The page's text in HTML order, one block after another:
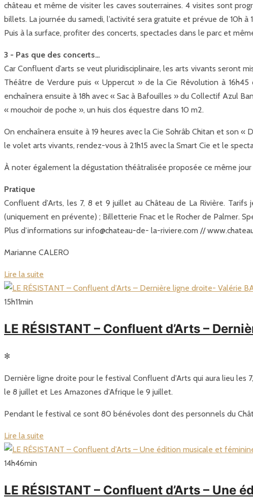
château et même de visiter les caves souterraines. 4 visites sont
billets. La journée du samedi, l’activité sera gratuite et prévue de 10h à
Puis à la surface, profiter des concerts, spectacles dans le parc et
3 - Pas que des concerts…
Car Confluent d’arts se veut pluridisciplinaire, les arts vivants seront
Théâtre de Verdure puis « Uppercut » de la Cie Rêvolution à 16h45
enchaînera ensuite à 18h avec « Sac à Bafouilles » du Collectif Azul
« mouchoir de poche », un huis clos équestre dans 10 m2.
On enchaînera ensuite à 19 heures avec la Cie Sohrâb Chitan et son
le volet arts vivants, rendez-vous à 21h15 avec la Smart Cie et le
À noter également la dégustation théâtralisée proposée ce même
Pratique
Confluent d’Arts, les 7, 8 et 9 juillet au Château de La Rivière.
(uniquement en prévente) ; Billetterie Fnac et le Rocher de Palmer.
Plus d’informations sur info@chateau-de- la-riviere.com //
Marianne CALERO
Lire la suite
15h11min
LE RÉSISTANT – Confluent d’Arts –
✻
Dernière ligne droite pour le festival Confluent d’Arts qui aura lieu les
le 8 juillet et Les Amazones d’Afrique le 9 juillet.
Pendant le festival ce sont 80 bénévoles dont des personnels du
Lire la suite
14h46min
LE RÉSISTANT – Confluent d’Arts – Une